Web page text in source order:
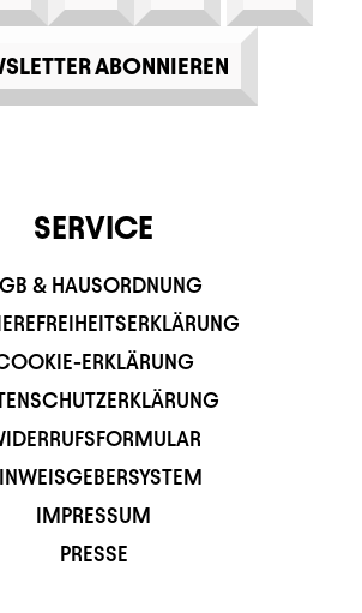
ABONNIEREN
SERVICE
& HAUSORDNUNG
ERKLÄRUNG
IMPRESSUM
PRESSE